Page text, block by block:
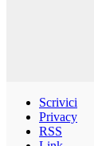
Scrivici
Privacy
RSS